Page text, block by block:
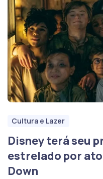
Cultura e Lazer
Disney terá seu
estrelado por
Down